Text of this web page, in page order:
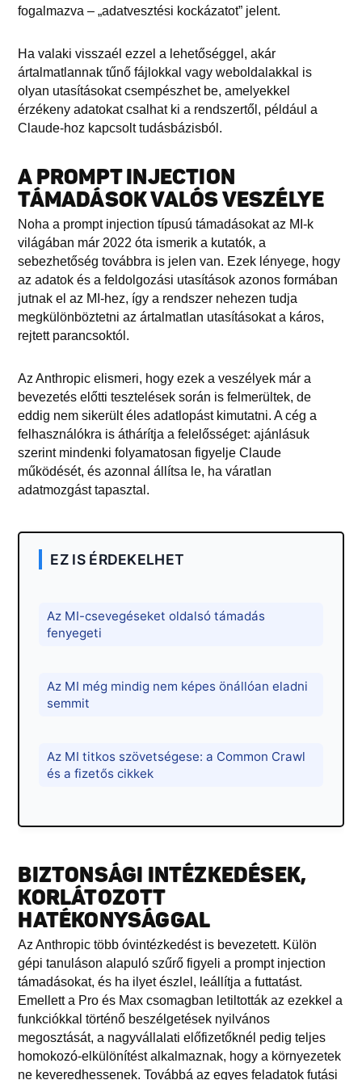
fogalmazva – „adatvesztési kockázatot” jelent.
Ha valaki visszaél ezzel a lehetőséggel, akár
ártalmatlannak tűnő fájlokkal vagy weboldalakkal is
olyan utasításokat csempészhet be, amelyekkel
érzékeny adatokat csalhat ki a rendszertől, például a
Claude-hoz kapcsolt tudásbázisból.
A PROMPT INJECTION
TÁMADÁSOK VALÓS VESZÉLYE
Noha a prompt injection típusú támadásokat az MI-k
világában már 2022 óta ismerik a kutatók, a
sebezhetőség továbbra is jelen van. Ezek lényege, hogy
az adatok és a feldolgozási utasítások azonos formában
jutnak el az MI-hez, így a rendszer nehezen tudja
megkülönböztetni az ártalmatlan utasításokat a káros,
rejtett parancsoktól.
Az Anthropic elismeri, hogy ezek a veszélyek már a
bevezetés előtti tesztelések során is felmerültek, de
eddig nem sikerült éles adatlopást kimutatni. A cég a
felhasználókra is áthárítja a felelősséget: ajánlásuk
szerint mindenki folyamatosan figyelje Claude
működését, és azonnal állítsa le, ha váratlan
adatmozgást tapasztal.
EZ IS ÉRDEKELHET
Az MI-csevegéseket oldalsó támadás
fenyegeti
Az MI még mindig nem képes önállóan eladni
semmit
Az MI titkos szövetségese: a Common Crawl
és a fizetős cikkek
BIZTONSÁGI INTÉZKEDÉSEK,
KORLÁTOZOTT
HATÉKONYSÁGGAL
Az Anthropic több óvintézkedést is bevezetett. Külön
gépi tanuláson alapuló szűrő figyeli a prompt injection
támadásokat, és ha ilyet észlel, leállítja a futtatást.
Emellett a Pro és Max csomagban letiltották az ezekkel a
funkciókkal történő beszélgetések nyilvános
megosztását, a nagyvállalati előfizetőknél pedig teljes
homokozó-elkülönítést alkalmaznak, hogy a környezetek
ne keveredhessenek. Továbbá az egyes feladatok futási